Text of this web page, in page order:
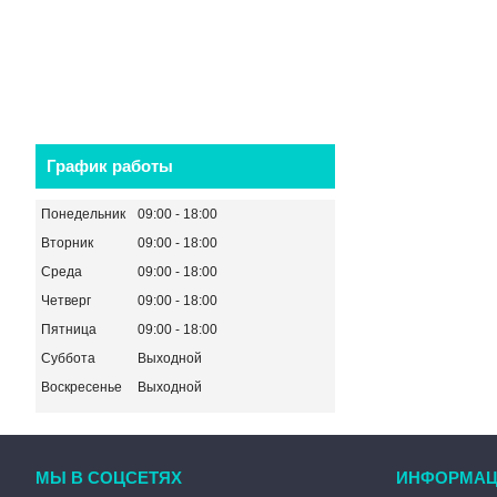
График работы
Понедельник 09:00
18:00
Вторник
09:00
18:00
Среда
09:00
18:00
Четверг
09:00
18:00
Пятница
09:00
18:00
Суббота
Выходной
Воскресенье
Выходной
МЫ В СОЦСЕТЯХ